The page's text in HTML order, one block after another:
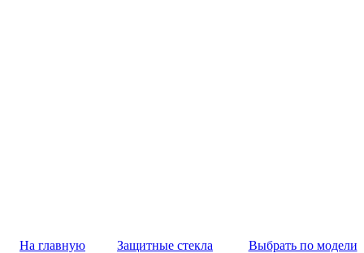
На главную Защитные стекла Выбрать по модели